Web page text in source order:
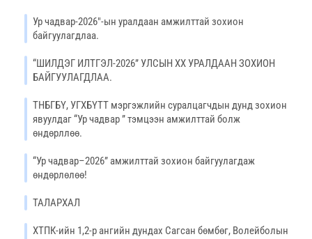
Ур чадвар-2026"-ын уралдаан амжилттай зохион
байгуулагдлаа.
“ШИЛДЭГ ИЛТГЭЛ-2026” УЛСЫН XX УРАЛДААН ЗОХИОН
БАЙГУУЛАГДЛАА.
ТНБГБҮ, УГХБҮТТ мэргэжлийн суралцагчдын дунд зохион
явуулдаг “Ур чадвар ” тэмцээн амжилттай болж
өндөрллөө.
“Ур чадвар–2026” амжилттай зохион байгуулагдаж
өндөрлөлөө!
ТАЛАРХАЛ
ХТПК-ийн 1,2-р ангийн дундах Сагсан бөмбөг, Волейболын